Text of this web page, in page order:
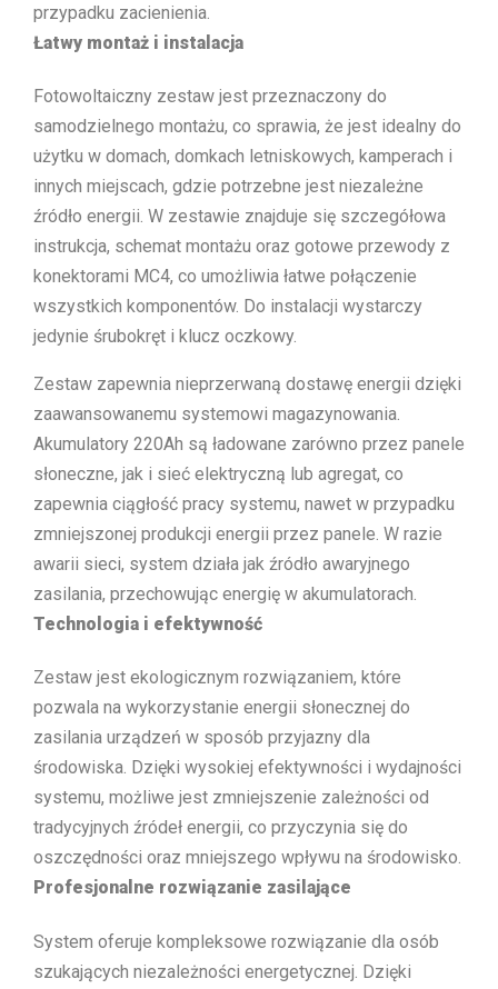
przypadku zacienienia.
Łatwy montaż i instalacja
Fotowoltaiczny zestaw jest przeznaczony do
samodzielnego montażu, co sprawia, że jest idealny do
użytku w domach, domkach letniskowych, kamperach i
innych miejscach, gdzie potrzebne jest niezależne
źródło energii. W zestawie znajduje się szczegółowa
instrukcja, schemat montażu oraz gotowe przewody z
konektorami MC4, co umożliwia łatwe połączenie
wszystkich komponentów. Do instalacji wystarczy
jedynie śrubokręt i klucz oczkowy.
Zestaw zapewnia nieprzerwaną dostawę energii dzięki
zaawansowanemu systemowi magazynowania.
Akumulatory 220Ah są ładowane zarówno przez panele
słoneczne, jak i sieć elektryczną lub agregat, co
zapewnia ciągłość pracy systemu, nawet w przypadku
zmniejszonej produkcji energii przez panele. W razie
awarii sieci, system działa jak źródło awaryjnego
zasilania, przechowując energię w akumulatorach.
Technologia i efektywność
Zestaw jest ekologicznym rozwiązaniem, które
pozwala na wykorzystanie energii słonecznej do
zasilania urządzeń w sposób przyjazny dla
środowiska. Dzięki wysokiej efektywności i wydajności
systemu, możliwe jest zmniejszenie zależności od
tradycyjnych źródeł energii, co przyczynia się do
oszczędności oraz mniejszego wpływu na środowisko.
Profesjonalne rozwiązanie zasilające
System oferuje kompleksowe rozwiązanie dla osób
szukających niezależności energetycznej. Dzięki